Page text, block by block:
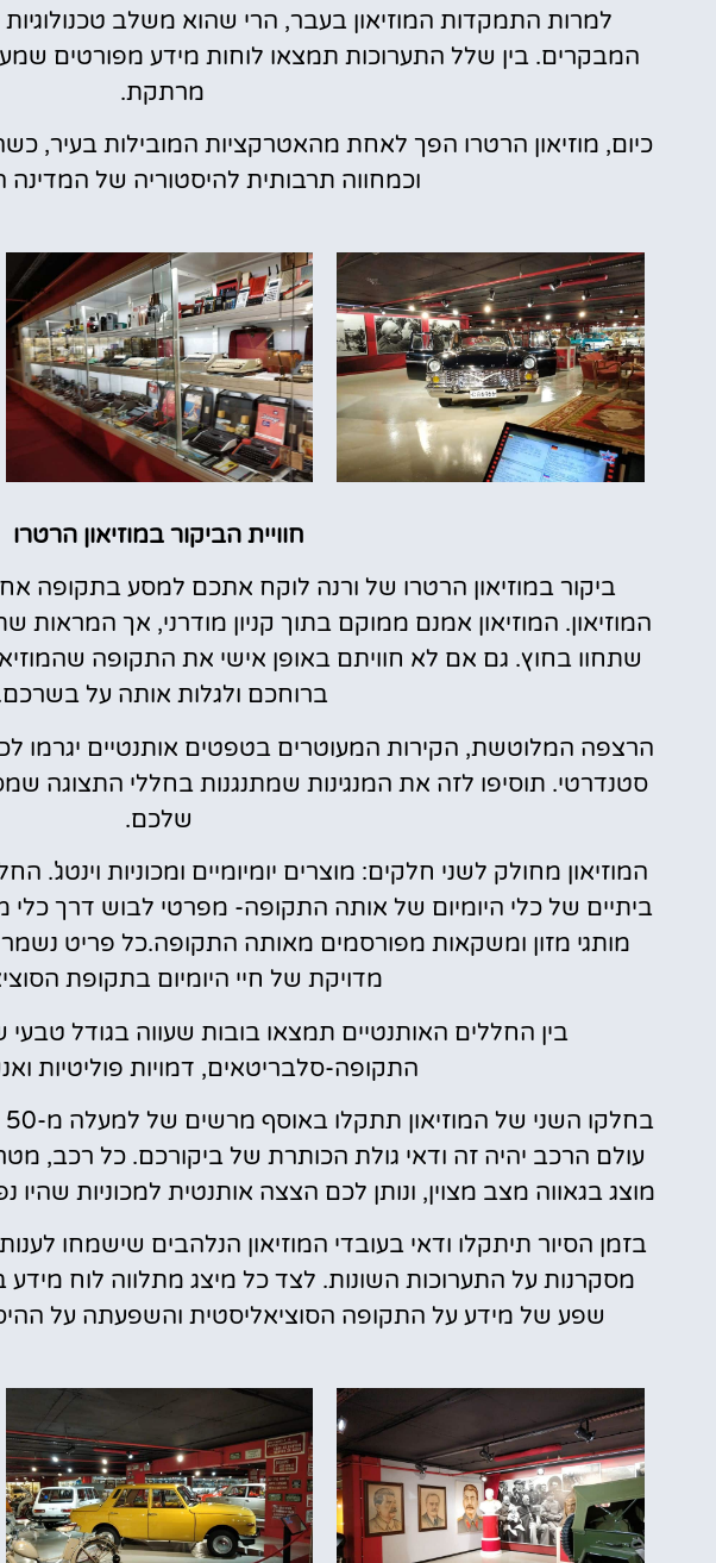
למרות התמקדות המוזיאון בעבר, הרי שהוא משלב
המבקרים. בין שלל התערוכות תמצאו לוחות מידע מפורטים
מרתקת.
כיום, מוזיאון הרטרו הפך לאחת מהאטרקציות המובילות בעיר,
וכמחווה תרבותית להיסטוריה של
חוויית הביקור במוזיאון הרטרו
ביקור במוזיאון הרטרו של ורנה לוקח אתכם למסע בתקופה
המוזיאון. המוזיאון אמנם ממוקם בתוך קניון מודרני, אך המראות
שתחוו בחוץ. גם אם לא חוויתם באופן אישי את התקופה
ברוחכם ולגלות אותה על
הרצפה המלוטשת, הקירות המעוטרים בטפטים אותנטיים יגרמו
סטנדרטי. תוסיפו לזה את המנגינות שמתנגנות בחללי התצוגה
שלכם.
המוזיאון מחולק לשני חלקים: מוצרים יומיומיים ומכוניות וינטג'.
ביתיים של כלי היומיום של אותה התקופה- מפרטי לבוש דרך כלי
מותגי מזון ומשקאות מפורסמים מאותה התקופה.כל פריט נשמר
מדויקת של חיי היומיום בתקופת
בין החללים האותנטיים תמצאו בובות שעווה בגודל
התקופה-סלבריטאים, דמויות פוליטיות
עולם הרכב יהיה זה ודאי גולת הכותרת של ביקורכם. כל רכב,
מוצג בגאווה מצב מצוין, ונותן לכם הצצה אותנטית למכוניות
בזמן הסיור תיתקלו ודאי בעובדי המוזיאון הנלהבים שישמחו
מסקרנות על התערוכות השונות. לצד כל מיצג מתלווה לוח מידע
שפע של מידע על התקופה הסוציאליסטית והשפעתה על